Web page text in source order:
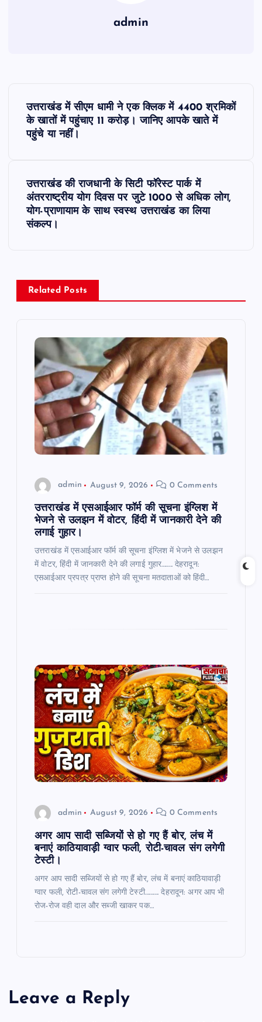
admin
उत्तराखंड में सीएम धामी ने एक क्लिक में 4400 श्रमिकों
के खातों में पहुंचाए 11 करोड़। जानिए आपके खाते में
पहुंचे या नहीं।
उत्तराखंड की राजधानी के सिटी फॉरेस्ट पार्क में
अंतरराष्ट्रीय योग दिवस पर जुटे 1000 से अधिक लोग,
योग-प्राणायाम के साथ स्वस्थ उत्तराखंड का लिया
संकल्प।
Related Posts
admin August 9, 2026 0 Comments
उत्तराखंड में एसआईआर फॉर्म की सूचना इंग्लिश में
भेजने से उलझन में वोटर, हिंदी में जानकारी देने की
लगाई गुहार।
उत्तराखंड में एसआईआर फॉर्म की सूचना इंग्लिश में भेजने से उलझन
में वोटर, हिंदी में जानकारी देने की लगाई गुहार…….. देहरादून:
एसआईआर प्रपत्र प्राप्त होने की सूचना मतदाताओं को हिंदी…
admin August 9, 2026 0 Comments
अगर आप सादी सब्जियों से हो गए हैं बोर, लंच में
बनाएं काठियावाड़ी ग्वार फली, रोटी-चावल संग लगेगी
टेस्टी।
अगर आप सादी सब्जियों से हो गए हैं बोर, लंच में बनाएं काठियावाड़ी
ग्वार फली, रोटी-चावल संग लगेगी टेस्टी………. देहरादून: अगर आप भी
रोज-रोज वही दाल और सब्जी खाकर पक…
Leave a Reply